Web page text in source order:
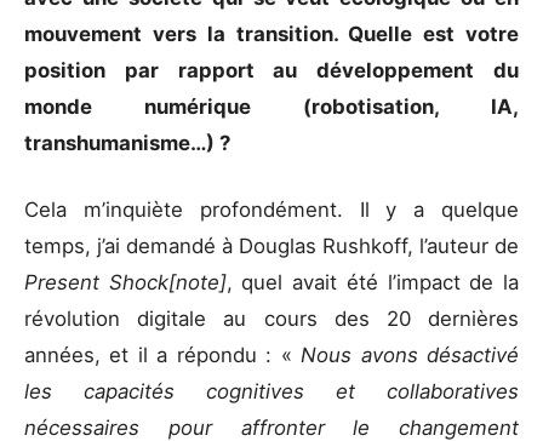
mouvement vers la transition. Quelle est votre
position par rapport au développement du
monde numérique (robotisation, IA,
transhumanisme…) ?
Cela m’inquiète profondément. Il y a quelque
temps, j’ai demandé à Douglas Rushkoff, l’auteur de
Present Shock[note], quel avait été l’impact de la
révolution digitale au cours des 20 dernières
années, et il a répondu : « Nous avons désactivé
les capacités cognitives et collaboratives
nécessaires pour affronter le changement